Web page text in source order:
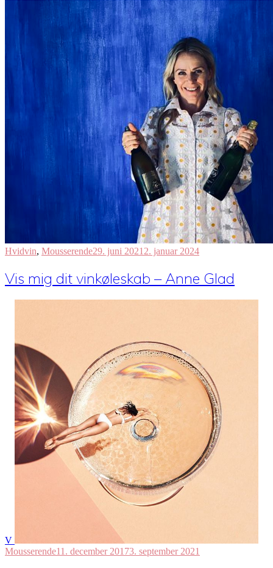
Hvidvin, Mousserende29. juni 2021 2. januar 2024
Vis mig dit vinkøleskab – Anne Glad
V
Mousserende11. december 20173. september 2021